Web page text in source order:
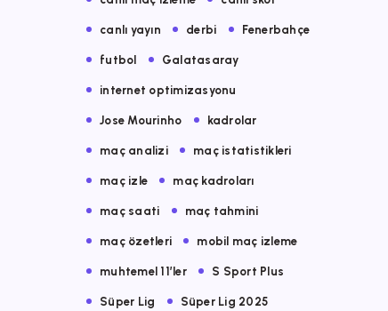
canlı yayın derbi Fenerbahçe
futbol Galatasaray
internet optimizasyonu
Jose Mourinho kadrolar
maç analizi maç istatistikleri
maç izle maç kadroları
maç saati maç tahmini
maç özetleri mobil maç izleme
muhtemel 11’ler S Sport Plus
Süper Lig Süper Lig 2025